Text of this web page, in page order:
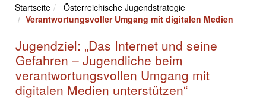
Startseite
Österreichische Jugendstrategie
Verantwortungsvoller Umgang mit digitalen Medien
Jugendziel: „Das Internet und seine
Gefahren – Jugendliche beim
verantwortungsvollen Umgang mit
digitalen Medien unterstützen“